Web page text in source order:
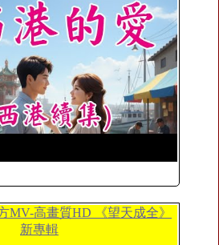
MV-高畫質HD 《望天成全》
新專輯